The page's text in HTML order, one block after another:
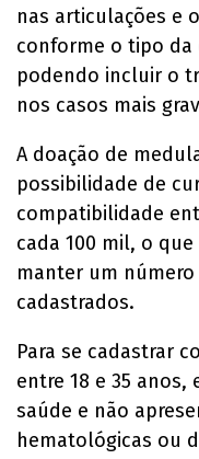
nas articulações e
conforme o tipo da
podendo incluir o
nos casos mais
A doação de
possibilidade de
compatibilidade
cada 100 mil, o
manter um
cadastrados.
Para se cadastrar
entre 18 e 35
saúde e não
hematológicas ou